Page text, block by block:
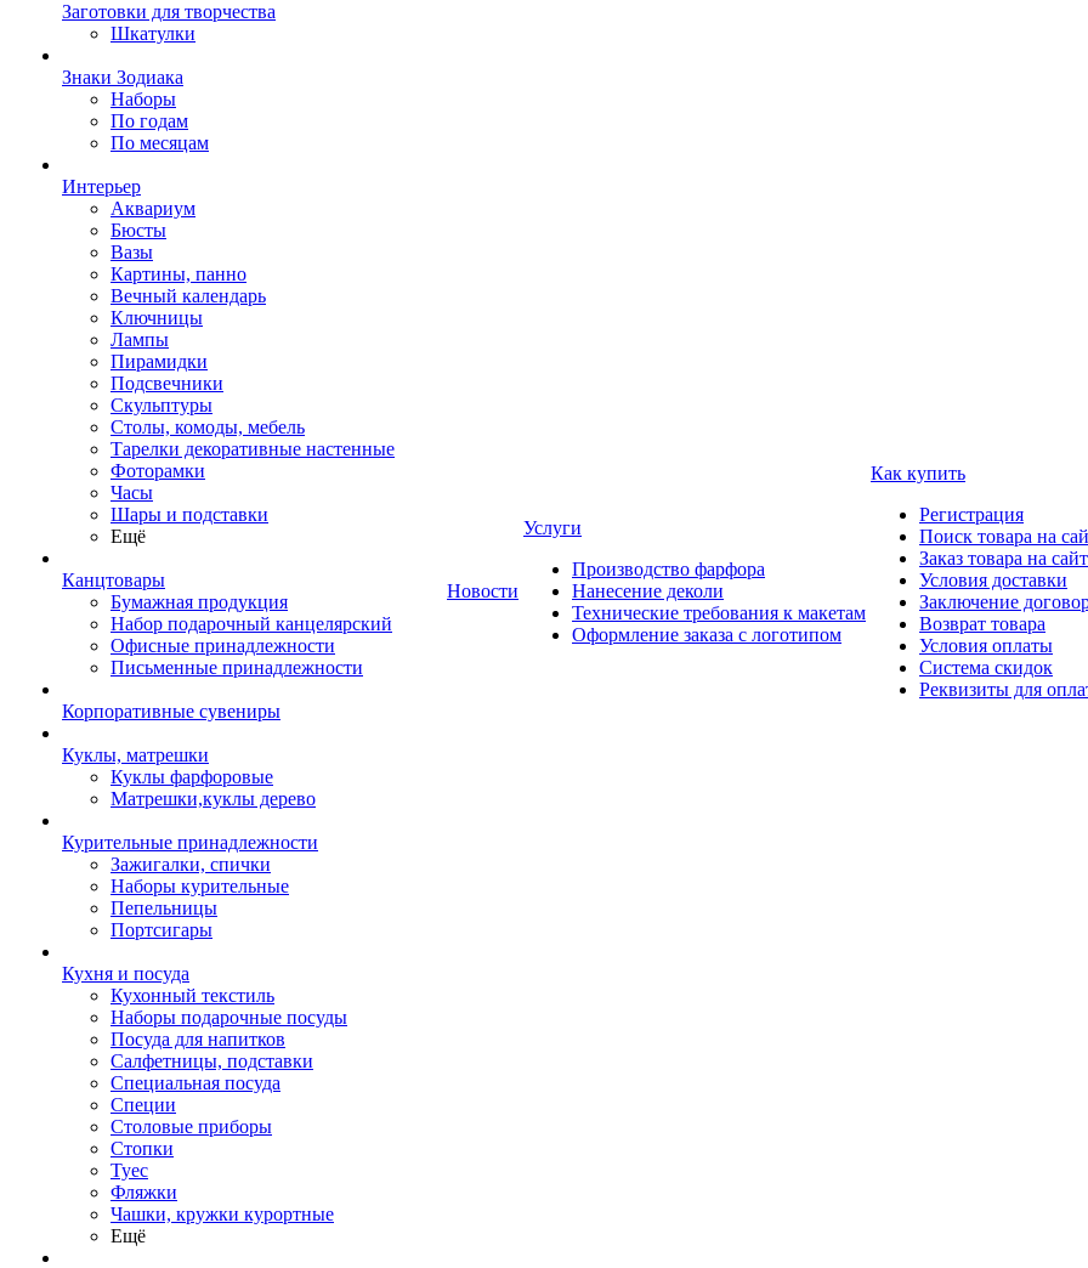
Заготовки для творчества
Шкатулки
Знаки Зодиака
Наборы
По годам
По месяцам
Интерьер
Аквариум
Бюсты
Вазы
Картины, панно
Вечный календарь
Ключницы
Лампы
Пирамидки
Подсвечники
Скульптуры
Столы, комоды, мебель
Тарелки декоративные настенные
Фоторамки
Часы
Шары и подставки
Ещё
Канцтовары
Бумажная продукция
Набор подарочный канцелярский
Офисные принадлежности
Письменные принадлежности
Корпоративные сувениры
Куклы, матрешки
Куклы фарфоровые
Матрешки,куклы дерево
Курительные принадлежности
Зажигалки, спички
Наборы курительные
Пепельницы
Портсигары
Кухня и посуда
Кухонный текстиль
Наборы подарочные посуды
Посуда для напитков
Салфетницы, подставки
Специальная посуда
Специи
Столовые приборы
Стопки
Туес
Фляжки
Чашки, кружки курортные
Ещё
Новости
Услуги
Производство фарфора
Нанесение деколи
Технические требования к макетам
Оформление заказа с логотипом
Как купить
Регистрация
Поиск товара на
Заказ товара на
Условия доставки
Заключение
Возврат товара
Условия оплаты
Система скидок
Реквизиты для